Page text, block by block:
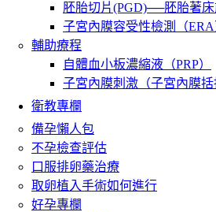
胚胎切片(PGD)──胚胎著
子宮內膜容受性檢測（ERA
輔助療程
自體血小板濃縮液（PRP）
子宮內膜刺激（子宮內膜括
衛教專欄
備孕懶人包
不孕檢查評估
口服排卵藥治療
取卵植入手術如何進行
好孕專欄